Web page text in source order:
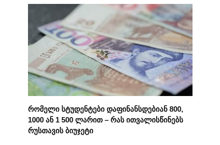
რომელი სტუდენტები დაფინანსდებიან 800,
1000 ან 1 500 ლარით – რას ითვალისწინებს
რუსთავის ბიუჯეტი